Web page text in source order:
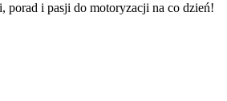
porad i pasji do motoryzacji na co dzień!